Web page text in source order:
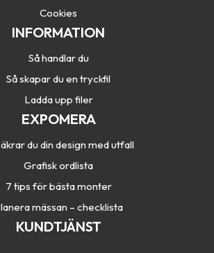
Cookies
INFORMATION
Så handlar du
Så skapar du en tryckfil
Ladda upp filer
EXPOMERA
du din design med utfall
Grafisk ordlista
7 tips för bästa monter
mässan – checklista
KUNDTJÄNST